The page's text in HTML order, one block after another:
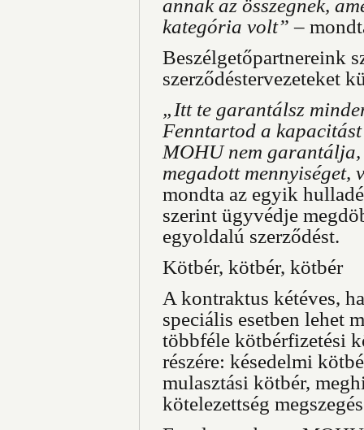
annak az összegnek,
kategória volt” –
Beszélgetőpartnereink
szerződéstervezeteket
„Itt te garantálsz
Fenntartod a
MOHU nem
megadott mennyiséget,
mondta az egyik
szerint ügyvédje
egyoldalú szerződést.
Kötbér, kötbér, kötbér
A kontraktus kétéves,
speciális esetben lehet
többféle kötbérfizetési
részére: késedelmi
mulasztási kötbér,
kötelezettség